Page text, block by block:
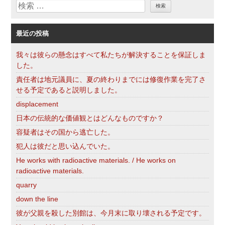
ー
検
最近の投稿
我々は彼らの懸念はすべて私たちが解決することを保証しま
した。
責任者は地元議員に、夏の終わりまでには修復作業を完了さ
せる予定であると説明しました。
displacement
日本の伝統的な価値観とはどんなものですか？
容疑者はその国から逃亡した。
犯人は彼だと思い込んでいた。
He works with radioactive materials. / He works on
radioactive materials.
quarry
down the line
彼が父親を殺した別館は、今月末に取り壊される予定です。